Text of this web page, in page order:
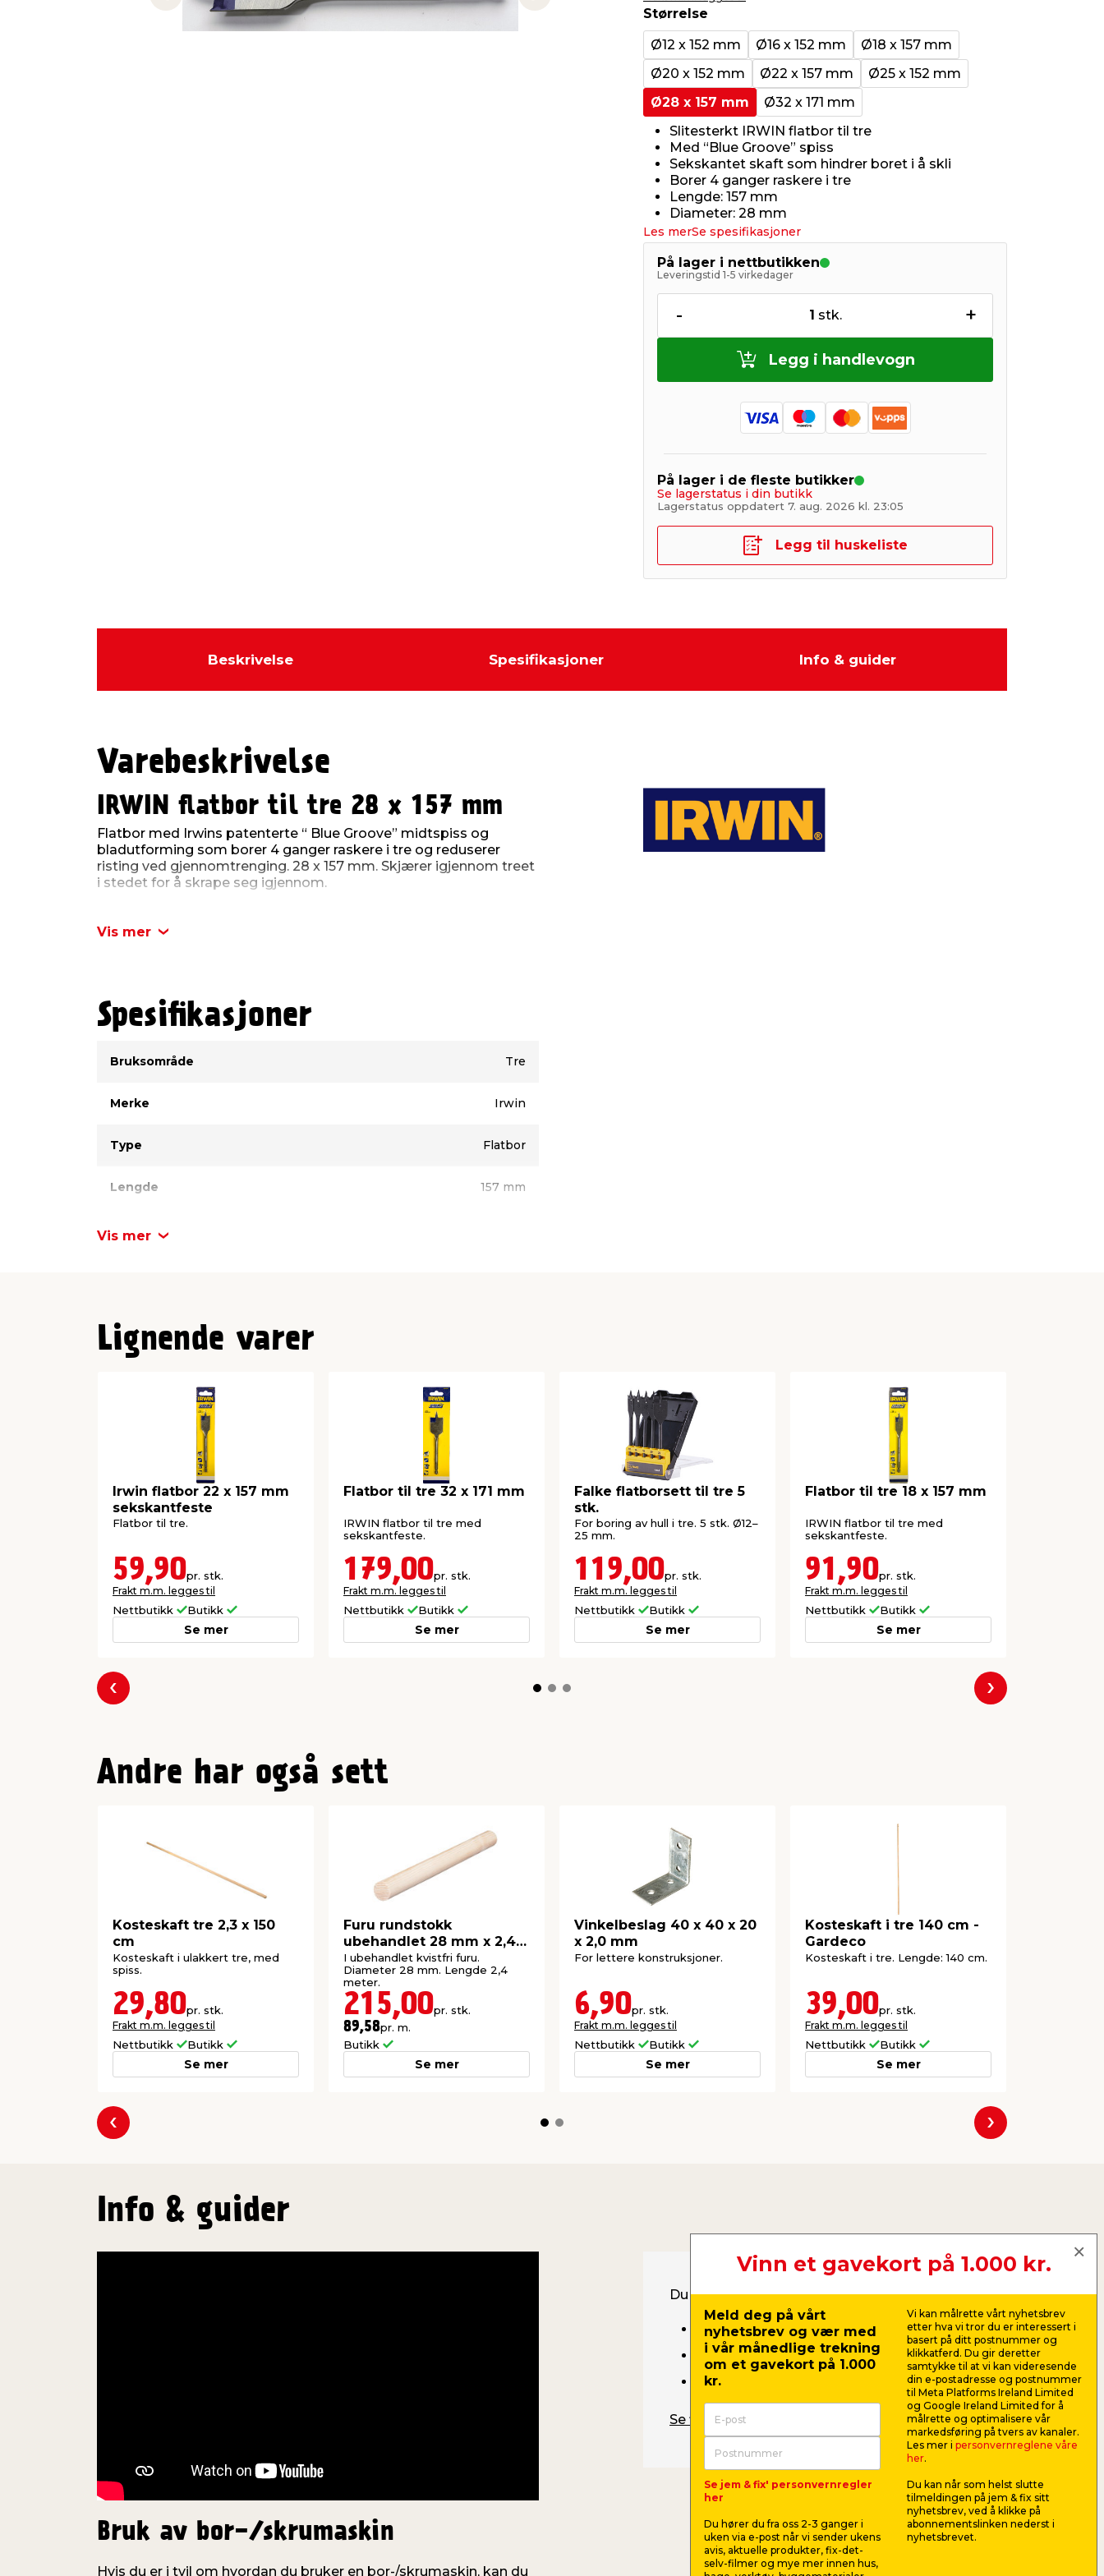
Previous slide Next slide
Størrelse
Ø12 x 152 mm
Ø16 x 152 mm
Ø18 x 157 mm
Ø20 x 152 mm
Ø22 x 157 mm
Ø25 x 152 mm
Ø28 x 157 mm
Ø32 x 171 mm
Slitesterkt IRWIN flatbor til tre
Med “Blue Groove” spiss
Sekskantet skaft som hindrer boret i å skli
Borer 4 ganger raskere i tre
Lengde: 157 mm
Diameter: 28 mm
Les merSe spesifikasjoner
På lager i nettbutikken
Leveringstid 1-5 virkedager
- 1 stk. +
Legg i handlevogn
På lager i de fleste butikker
Se lagerstatus i din butikk
Lagerstatus oppdatert 7. aug. 2026 kl. 23:05
Legg til huskeliste
Beskrivelse Spesifikasjoner Info & guider
Varebeskrivelse
IRWIN flatbor til tre 28 x 157 mm
Flatbor med Irwins patenterte “ Blue Groove” midtspiss og
bladutforming som borer 4 ganger raskere i tre og reduserer
risting ved gjennomtrenging. 28 x 157 mm. Skjærer igjennom treet
i stedet for å skrape seg igjennom.
Dimensjon: 28 mm
Vis mer
Spesifikasjoner
Bruksområde
Tre
Merke Irwin
Type Flatbor
Lengde 157 mm
Diameter
Vis mer
Lignende varer
Irwin flatbor 22 x 157 mm
sekskantfeste
Flatbor til tre.
59,90pr. stk.
Frakt m.m. legges til
Nettbutikk Butikk
Se mer
Flatbor til tre 32 x 171 mm
IRWIN flatbor til tre med
sekskantfeste.
179,00pr. stk.
Frakt m.m. legges til
Nettbutikk Butikk
Se mer
Falke flatborsett til tre 5
stk.
For boring av hull i tre. 5 stk. Ø12–
25 mm.
119,00pr. stk.
Frakt m.m. legges til
Nettbutikk Butikk
Se mer
Flatbor til tre 18 x 157 mm
IRWIN flatbor til tre med
sekskantfeste.
91,90pr. stk.
Frakt m.m. legges til
Nettbutikk Butikk
Se mer
Forrige Neste
Andre har også sett
Kosteskaft tre 2,3 x 150
cm
Kosteskaft i ulakkert tre, med
spiss.
29,80pr. stk.
Frakt m.m. legges til
Nettbutikk Butikk
Se mer
Furu rundstokk
ubehandlet 28 mm x 2,4
meter
I ubehandlet kvistfri furu.
Diameter 28 mm. Lengde 2,4
meter.
215,00pr. stk.
89,58pr. m.
Butikk
Se mer
Vinkelbeslag 40 x 40 x 20
x 2,0 mm
For lettere konstruksjoner.
6,90pr. stk.
Frakt m.m. legges til
Nettbutikk Butikk
Se mer
Kosteskaft i tre 140 cm -
Gardeco
Kosteskaft i tre. Lengde: 140 cm.
39,00pr. stk.
Frakt m.m. legges til
Nettbutikk Butikk
Se mer
Forrige Neste
Info & guider
Bruk av bor-/skrumaskin
Hvis du er i tvil om hvordan du bruker en bor-/skrumaskin, kan du
Du trenger:
Bor-/skrumaskiner
Bor & bits
Ladere & batterier
Se filmen eller les guiden her
Bor
Vinn et gavekort på 1.000 kr.
Meld deg på vårt
nyhetsbrev og vær med
i vår månedlige trekning
om et gavekort på 1.000
kr.
Se jem & fix' personvernregler
her
Du hører du fra oss 2-3 ganger i
uken via e-post når vi sender ukens
avis, aktuelle produkter, fix-det-
selv-filmer og mye mer innen hus,
Vi kan målrette vårt nyhetsbrev
etter hva vi tror du er interessert i
basert på ditt postnummer og
klikkatferd. Du gir deretter
samtykke til at vi kan videresende
din e-postadresse og postnummer
til Meta Platforms Ireland Limited
og Google Ireland Limited for å
målrette og optimalisere vår
markedsføring på tvers av kanaler.
Les mer i personvernreglene våre
her.
Du kan når som helst slutte
tilmeldingen på jem & fix sitt
nyhetsbrev, ved å klikke på
abonnementslinken nederst i
nyhetsbrevet.